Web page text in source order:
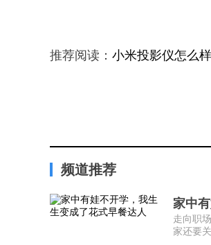
推荐阅读： 小米投影仪怎么样
频道推荐
家中
走向职
家还要